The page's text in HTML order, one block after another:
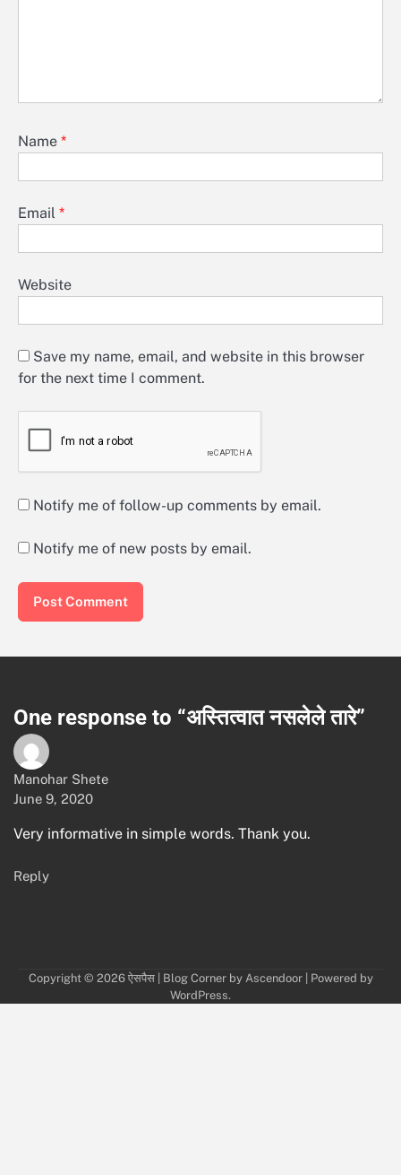
Name *
Email *
Website
Save my name, email, and website in this browser
for the next time I comment.
Notify me of follow-up comments by email.
Notify me of new posts by email.
One response to “अस्तित्वात नसलेले तारे”
Manohar Shete
June 9, 2020
Very informative in simple words. Thank you.
Reply
Copyright © 2026 ऐसपैस| Blog Corner by Ascendoor| Powered by
WordPress.